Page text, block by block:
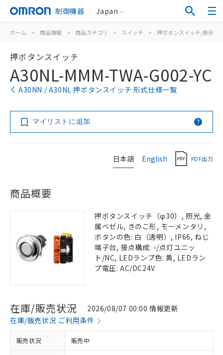
制御機器 Japan
ホーム > 商品情報 > 商品カテゴリ > スイッチ > 押ボタンスイッチ/表示灯
押ボタンスイッチ
A30NL-MMM-TWA-G002-YC
A30NN / A30NL 押ボタンスイッチ 形式仕様一覧
マイリストに追加
日本語 English PDF出力
商品概要
押ボタンスイッチ（φ30）, 照光, 金
属ベゼル, きのこ形, モーメンタリ,
ボタンの色: 白（透明）, IP66, ねじ
端子台, 接点構成: -/点灯ユニッ
ト/NC, LEDランプ色: 黄, LEDラン
プ電圧: AC/DC24V
在庫/販売状況
2026/08/07 00:00 情報更新
在庫/販売状況 ご利用条件
販売状況 販売中